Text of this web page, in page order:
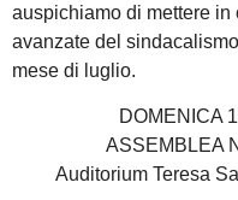
auspichiamo di mettere
avanzate del
mese di luglio.
DOMENICA
ASSEMBLEA
Auditorium Teresa